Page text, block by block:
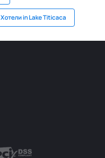
Хотели in Lake Titicaca